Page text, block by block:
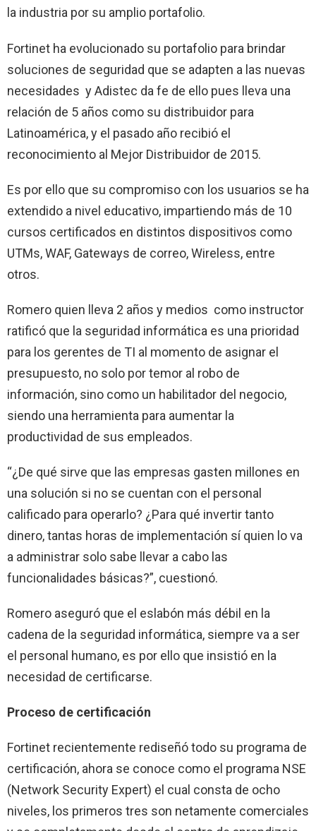
la industria por su amplio portafolio.
Fortinet ha evolucionado su portafolio para brindar
soluciones de seguridad que se adapten a las nuevas
necesidades y Adistec da fe de ello pues lleva una
relación de 5 años como su distribuidor para
Latinoamérica, y el pasado año recibió el
reconocimiento al Mejor Distribuidor de 2015.
Es por ello que su compromiso con los usuarios se ha
extendido a nivel educativo, impartiendo más de 10
cursos certificados en distintos dispositivos como
UTMs, WAF, Gateways de correo, Wireless, entre
otros.
Romero quien lleva 2 años y medios como instructor
ratificó que la seguridad informática es una prioridad
para los gerentes de TI al momento de asignar el
presupuesto, no solo por temor al robo de
información, sino como un habilitador del negocio,
siendo una herramienta para aumentar la
productividad de sus empleados.
“¿De qué sirve que las empresas gasten millones en
una solución si no se cuentan con el personal
calificado para operarlo? ¿Para qué invertir tanto
dinero, tantas horas de implementación sí quien lo va
a administrar solo sabe llevar a cabo las
funcionalidades básicas?”, cuestionó.
Romero aseguró que el eslabón más débil en la
cadena de la seguridad informática, siempre va a ser
el personal humano, es por ello que insistió en la
necesidad de certificarse.
Proceso de certificación
Fortinet recientemente rediseñó todo su programa de
certificación, ahora se conoce como el programa NSE
(Network Security Expert) el cual consta de ocho
niveles, los primeros tres son netamente comerciales